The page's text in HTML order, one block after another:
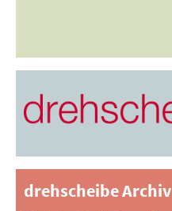
drehscheibe Archiv